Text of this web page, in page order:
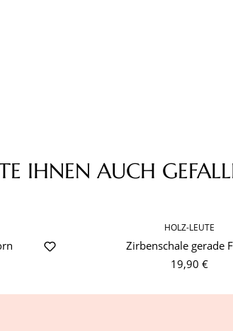
IHNEN AUCH
HOLZ-LEUTE
Zirbenschale gerade
19,90 €